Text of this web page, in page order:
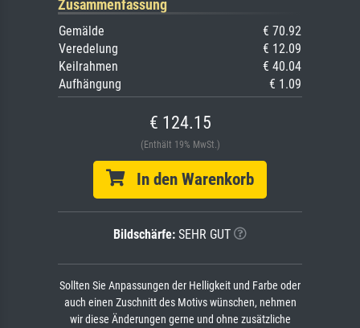
Zusammenfassung
Gemälde
€ 70.92
Veredelung
€ 12.09
Keilrahmen
€ 40.04
Aufhängung
€ 1.09
€ 124.15
(Enthält 19% MwSt.)
In den Warenkorb
Bildschärfe: SEHR GUT
Sollten Sie Anpassungen der Helligkeit und Farbe oder
auch einen Zuschnitt des Motivs wünschen, nehmen
wir diese Änderungen gerne und ohne zusätzliche